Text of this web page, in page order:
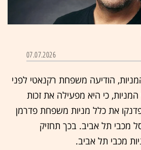
07.07.2026
הודיעה משפחת רקנאטי לפני
כי היא מפעילה את זכות
את כלל מניות משפחת פדרמן
מכבי תל אביב. בכך תחזיק